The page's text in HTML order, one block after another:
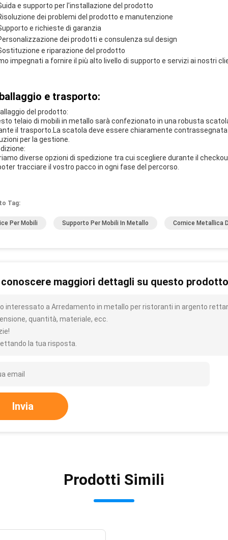
e supporto per l'installazione del prodotto
dei problemi del prodotto e manutenzione
e richieste di garanzia
dei prodotti e consulenza sul design
e riparazione del prodotto
impegnati a fornire il più alto livello di supporto e servizi ai nostri
e trasporto:
del prodotto:
telaio di mobili in metallo sarà confezionato in una robusta
il trasporto.La scatola deve essere chiaramente
per la gestione.
diverse opzioni di spedizione tra cui scegliere durante il
tracciare il vostro pacco in ogni fase del percorso.
Tag:
Per Mobili Supporto Per Mobili In Metallo Cornice Metallica
maggiori dettagli su questo prodotto
interessato a Arredamento in metallo per ristoranti in argento
quantità, materiale, ecc.
la tua risposta.
Invia
Prodotti Simili